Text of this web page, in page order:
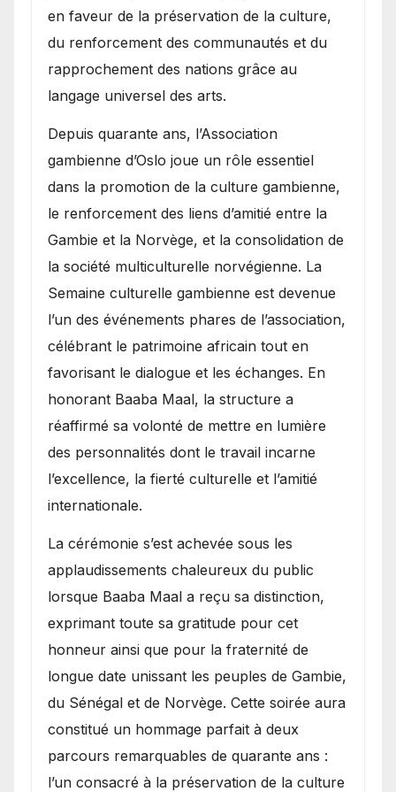
en faveur de la préservation de la culture,
du renforcement des communautés et du
rapprochement des nations grâce au
langage universel des arts.
​Depuis quarante ans, l’Association
gambienne d’Oslo joue un rôle essentiel
dans la promotion de la culture gambienne,
le renforcement des liens d’amitié entre la
Gambie et la Norvège, et la consolidation de
la société multiculturelle norvégienne. La
Semaine culturelle gambienne est devenue
l’un des événements phares de l’association,
célébrant le patrimoine africain tout en
favorisant le dialogue et les échanges. En
honorant Baaba Maal, la structure a
réaffirmé sa volonté de mettre en lumière
des personnalités dont le travail incarne
l’excellence, la fierté culturelle et l’amitié
internationale.
​La cérémonie s’est achevée sous les
applaudissements chaleureux du public
lorsque Baaba Maal a reçu sa distinction,
exprimant toute sa gratitude pour cet
honneur ainsi que pour la fraternité de
longue date unissant les peuples de Gambie,
du Sénégal et de Norvège. Cette soirée aura
constitué un hommage parfait à deux
parcours remarquables de quarante ans :
l’un consacré à la préservation de la culture